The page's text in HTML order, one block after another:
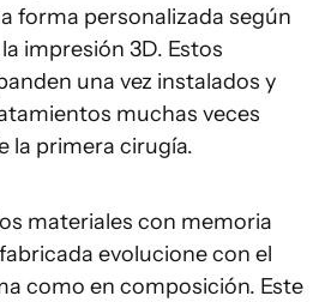
forma personalizada según
impresión 3D. Estos
una vez instalados y
muchas veces
la primera cirugía.
materiales con memoria
evolucione con el
como en composición. Este